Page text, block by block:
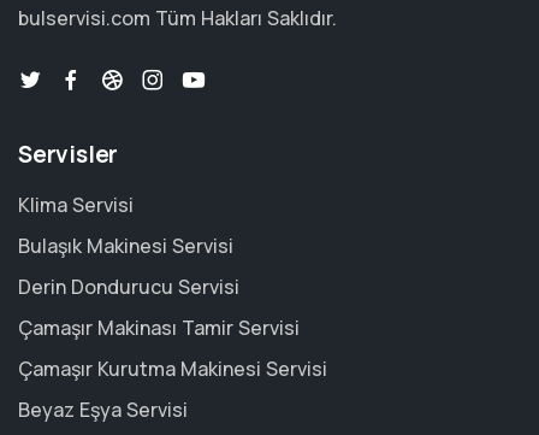
bulservisi.com Tüm Hakları Saklıdır.
Servisler
Klima Servisi
Bulaşık Makinesi Servisi
Derin Dondurucu Servisi
Çamaşır Makinası Tamir Servisi
Çamaşır Kurutma Makinesi Servisi
Beyaz Eşya Servisi